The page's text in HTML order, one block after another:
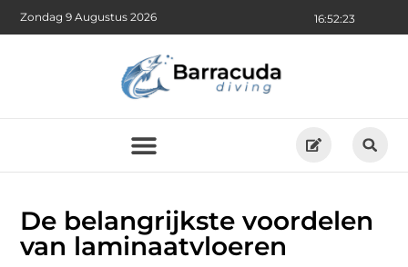
16:52:25
Zondag 9 Augustus 2026
De belangrijkste voordelen
van laminaatvloeren